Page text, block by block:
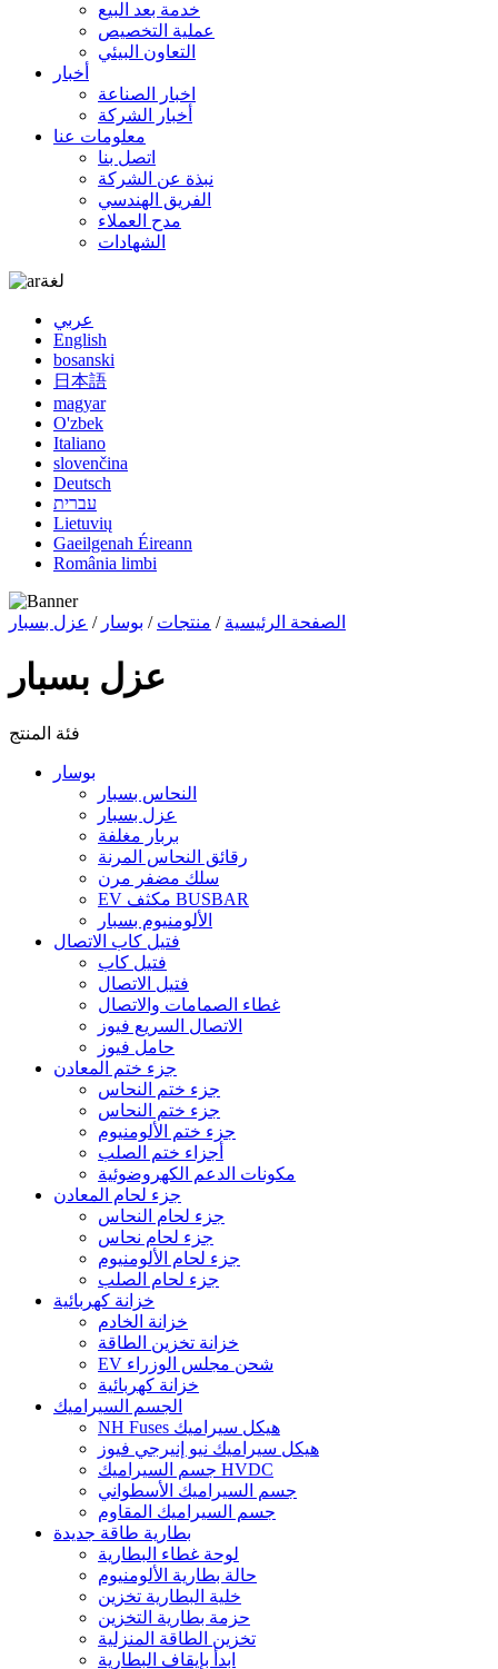
خدمة بعد البيع
عملية التخصيص
التعاون البيئي
أخبار
اخبار الصناعة
أخبار الشركة
معلومات عنا
اتصل بنا
نبذة عن الشركة
الفريق الهندسي
مدح العملاء
الشهادات
لغة
عربي
English
bosanski
日本語
magyar
O'zbek
Italiano
slovenčina
Deutsch
עברית
Lietuvių
Gaeilgenah Éireann
România limbi
الصفحة الرئيسية / منتجات / بوسار / عزل بسبار
عزل بسبار
فئة المنتج
بوسار
النحاس بسبار
عزل بسبار
بربار مغلفة
رقائق النحاس المرنة
سلك مضفر مرن
EV مكثف BUSBAR
الألومنيوم بسبار
فتيل كاب الاتصال
فتيل كاب
فتيل الاتصال
غطاء الصمامات والاتصال
الاتصال السريع فيوز
حامل فيوز
جزء ختم المعادن
جزء ختم النحاس
جزء ختم النحاس
جزء ختم الألومنيوم
أجزاء ختم الصلب
مكونات الدعم الكهروضوئية
جزء لحام المعادن
جزء لحام النحاس
جزء لحام نحاس
جزء لحام الألومنيوم
جزء لحام الصلب
خزانة كهربائية
خزانة الخادم
خزانة تخزين الطاقة
EV شحن مجلس الوزراء
خزانة كهربائية
الجسم السيراميك
NH Fuses هيكل سيراميك
هيكل سيراميك نيو إنيرجي فيوز
جسم السيراميك HVDC
جسم السيراميك الأسطواني
جسم السيراميك المقاوم
بطارية طاقة جديدة
لوحة غطاء البطارية
حالة بطارية الألومنيوم
خلية البطارية تخزين
حزمة بطارية التخزين
تخزين الطاقة المنزلية
ابدأ بإيقاف البطارية